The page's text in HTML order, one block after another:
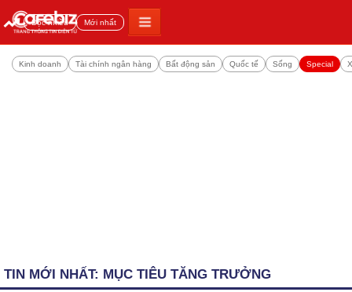
Đọc nhiều Mới nhất
Kinh doanh Tài chính ngân hàng Bất động sản Quốc tế Sống Special
TIN MỚI NHẤT: MỤC TIÊU TĂNG TRƯỞNG